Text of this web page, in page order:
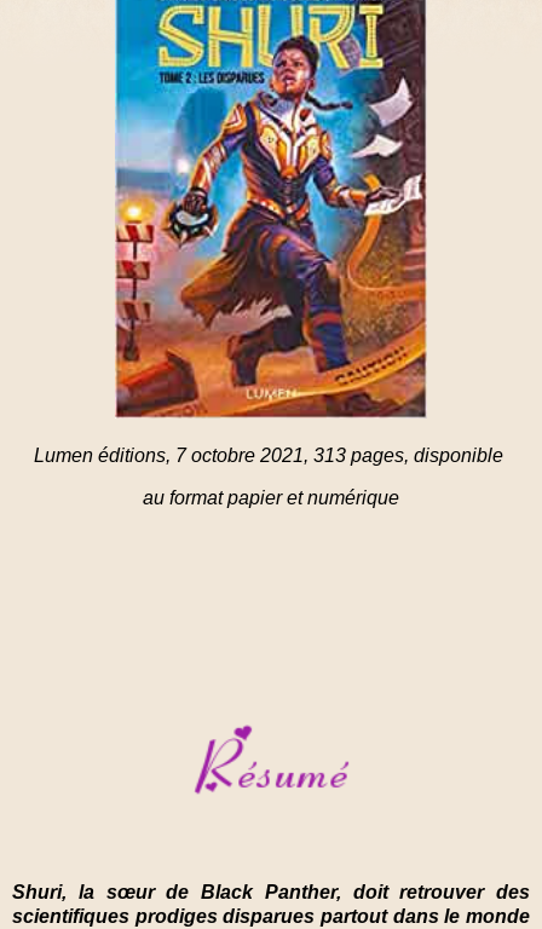
Lumen éditions, 7 octobre 2021, 313 pages, disponible
au format papier et numérique
Shuri, la sœur de Black Panther, doit retrouver des
scientifiques prodiges disparues partout dans le monde